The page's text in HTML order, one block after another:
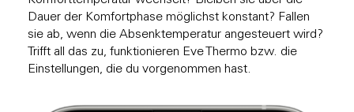
Dauer der Komfortphase möglichst konstant? Fallen
sie ab, wenn die Absenktemperatur angesteuert wird?
Trifft all das zu, funktionieren Eve Thermo bzw. die
Einstellungen, die du vorgenommen hast.